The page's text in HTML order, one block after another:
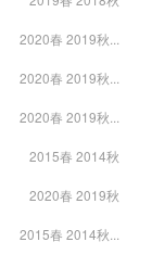
2020春 2019秋...
2020春 2019秋...
2020春 2019秋...
2015春 2014秋
2020春 2019秋
2015春 2014秋...